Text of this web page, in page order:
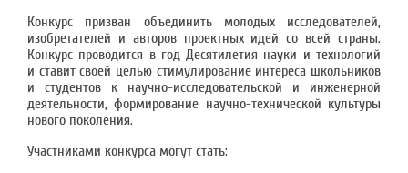
Конкурс призван объединить молодых исследователей,
изобретателей и авторов проектных идей со всей страны.
Конкурс проводится в год Десятилетия науки и технологий
и ставит своей целью стимулирование интереса школьников
и студентов к научно-исследовательской и инженерной
деятельности, формирование научно-технической культуры
нового поколения.
Участниками конкурса могут стать: